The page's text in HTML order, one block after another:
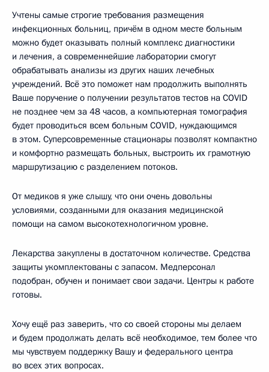
Учтены самые строгие требования размещения
инфекционных больниц, причём в одном месте больным
можно будет оказывать полный комплекс диагностики
и лечения, а современнейшие лаборатории смогут
обрабатывать анализы из других наших лечебных
учреждений. Всё это поможет нам продолжить выполнять
Ваше поручение о получении результатов тестов на COVID
не позднее чем за 48 часов, а компьютерная томография
будет проводиться всем больным COVID, нуждающимся
в этом. Суперсовременные стационары позволят компактно
и комфортно размещать больных, выстроить их грамотную
маршрутизацию с разделением потоков.
От медиков я уже слышу, что они очень довольны
условиями, созданными для оказания медицинской
помощи на самом высокотехнологичном уровне.
Лекарства закуплены в достаточном количестве. Средства
защиты укомплектованы с запасом. Медперсонал
подобран, обучен и понимает свои задачи. Центры к работе
готовы.
Хочу ещё раз заверить, что со своей стороны мы делаем
и будем продолжать делать всё необходимое, тем более что
мы чувствуем поддержку Вашу и федерального центра
во всех этих вопросах.